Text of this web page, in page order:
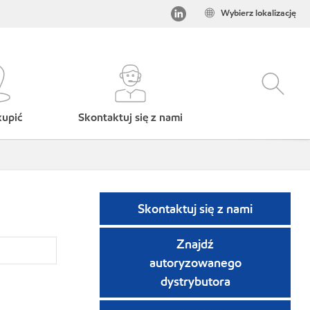
Wybierz lokalizację
Skontaktuj się z nami
Skontaktuj się z nami
Znajdź
autoryzowanego
dystrybutora